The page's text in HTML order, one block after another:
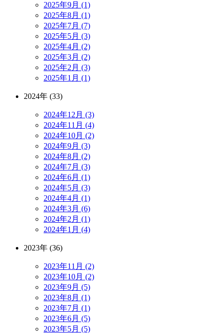
2025年9月 (1)
2025年8月 (1)
2025年7月 (7)
2025年5月 (3)
2025年4月 (2)
2025年3月 (2)
2025年2月 (3)
2025年1月 (1)
2024年 (33)
2024年12月 (3)
2024年11月 (4)
2024年10月 (2)
2024年9月 (3)
2024年8月 (2)
2024年7月 (3)
2024年6月 (1)
2024年5月 (3)
2024年4月 (1)
2024年3月 (6)
2024年2月 (1)
2024年1月 (4)
2023年 (36)
2023年11月 (2)
2023年10月 (2)
2023年9月 (5)
2023年8月 (1)
2023年7月 (1)
2023年6月 (5)
2023年5月 (5)